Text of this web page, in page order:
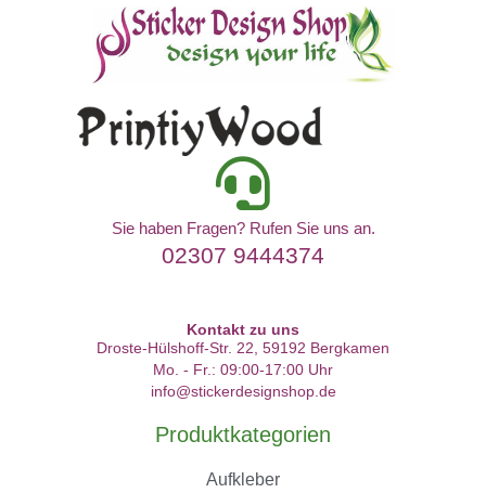
Sie haben Fragen? Rufen Sie uns an.
02307 9444374
Kontakt zu uns
Droste-Hülshoff-Str. 22, 59192 Bergkamen
Mo. - Fr.: 09:00-17:00 Uhr
info@stickerdesignshop.de
Produktkategorien
Aufkleber